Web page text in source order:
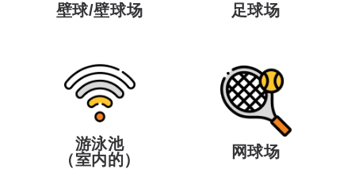
壁球/壁球场 足球场
游泳池
（室内的）
网球场